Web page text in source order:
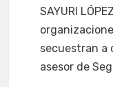
por
SAYURI
secuestran a
asesor de